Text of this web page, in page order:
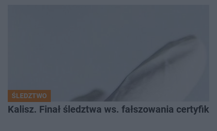
ŚLEDZTWO
Kalisz. Finał śledztwa ws. fałszowania